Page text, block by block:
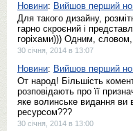
Новини: Вийшов перший
Для такого дизайну,
гарно скроєний і
горіхами))) Одним,
30 січня, 2014 в 13:07
Новини: Вийшов перший
От народ! Більшість
розповідають про її
яке волинське видання ви
ресурсом???
30 січня, 2014 в 13:00